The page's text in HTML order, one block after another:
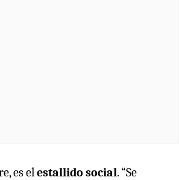
es elestallido social. “Se